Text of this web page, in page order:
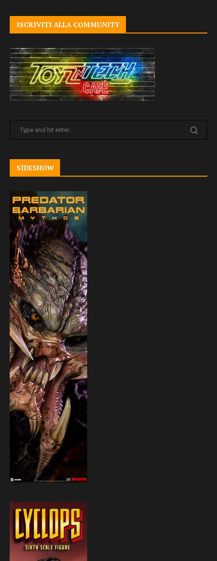
ISCRIVITI ALLA COMMUNITY
SIDESHOW